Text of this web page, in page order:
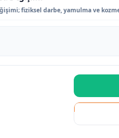
fiziksel darbe, yamulma ve